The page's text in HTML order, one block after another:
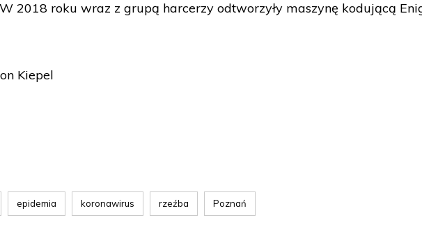
2018 roku wraz z grupą harcerzy odtworzyły maszynę kodującą
Kiepel
epidemia koronawirus rzeźba Poznań